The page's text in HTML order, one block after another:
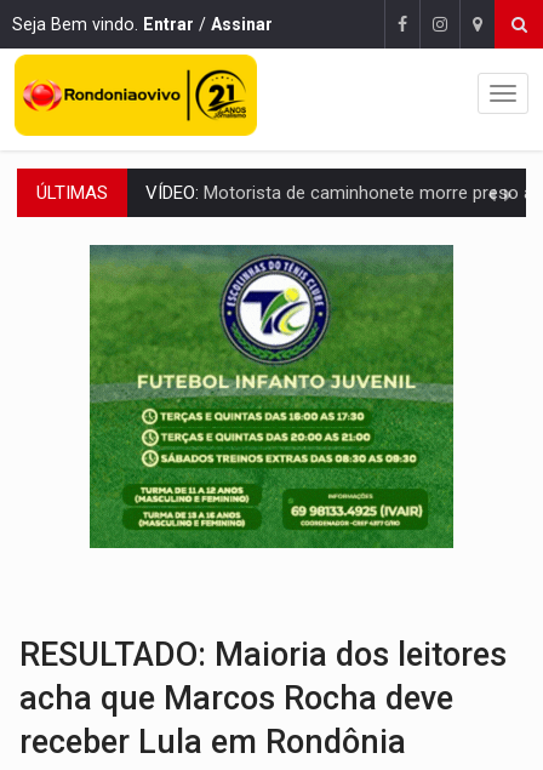
Seja Bem vindo. Entrar / Assinar
ÚLTIMAS LAZER:Seis lugares gratuitos para aproveitar o fim de semana
VÍDEO:FTICCO e Força Tática prendem membro do CV com arma e drogas
INCLUSÃO:Prefeitura fortalece parceria com a APAE para ampliar ações
DEFESA:Exército testa inovações no combate a drones durante
TEMAS SOCIOAMBIENTAIS:Em Itapuã do Oeste, CINEMAZÔNIA leva cinema
PREVISÃO:Interior de Rondônia terá sábado (8) de calor intenso
INFRAESTRUTURA:Após quase 30 anos de espera, asfalto chega ao
A ILHA:Coreografia de Rondônia estreia na programação do Festival de
RESULTADO: Maioria dos leitores
acha que Marcos Rocha deve
receber Lula em Rondônia